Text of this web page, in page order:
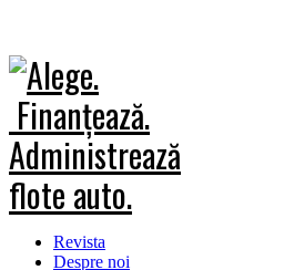
Revista
Despre noi